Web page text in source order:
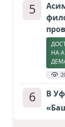
5
НА
6
В